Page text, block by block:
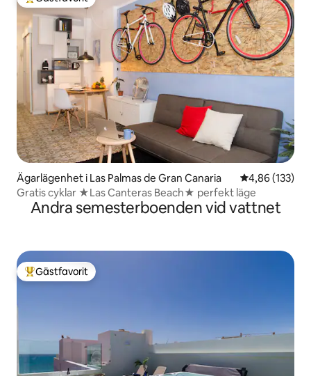
Populär gästfavorit
Ägarlägenhet i Las Palmas de Gran Canaria 4,86 av 5 i
4,86 (133)
Gratis cyklar ★Las Canteras Beach★ perfekt läge
Andra semesterboenden vid vattnet
Populär gästfavorit
Gästfavorit